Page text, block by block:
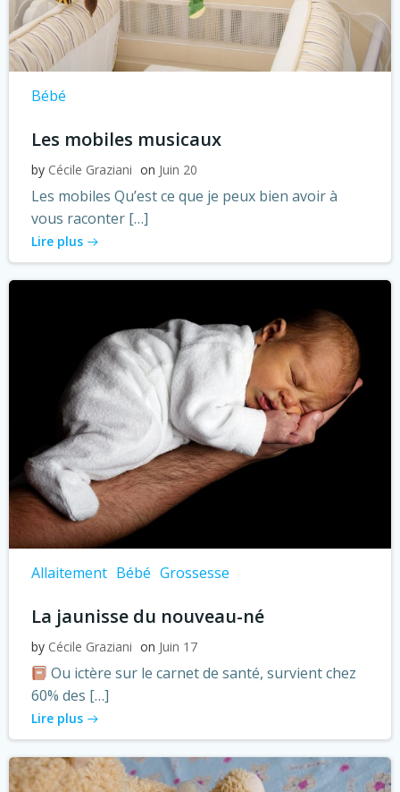
Bébé
Les mobiles musicaux
by Cécile Graziani on Juin 20
Les mobiles Qu’est ce que je peux bien avoir à
vous raconter […]
Lire plus
Allaitement Bébé Grossesse
La jaunisse du nouveau-né
by Cécile Graziani on Juin 17
Ou ictère sur le carnet de santé, survient chez
60% des […]
Lire plus